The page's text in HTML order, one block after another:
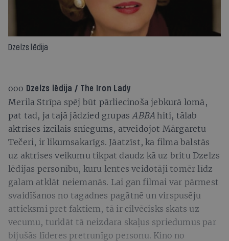
Dzelzs lēdija
ooo Dzelzs lēdija / The Iron Lady
Merila Strīpa spēj būt pārliecinoša jebkurā lomā,
pat tad, ja tajā jādzied grupas ABBA hiti, tālab
aktrises izcilais sniegums, atveidojot Mārgaretu
Tečeri, ir likumsakarīgs. Jāatzīst, ka filma balstās
uz aktrises veikumu tikpat daudz kā uz britu Dzelzs
lēdijas personību, kuru lentes veidotāji tomēr līdz
galam atklāt neiemanās. Lai gan filmai var pārmest
svaidīšanos no tagadnes pagātnē un virspusēju
attieksmi pret faktiem, tā ir cilvēcisks skats uz
vecumu, turklāt tā neizdara skaļus spriedumus par
bijušās līderes pretrunīgo personu. Kino no